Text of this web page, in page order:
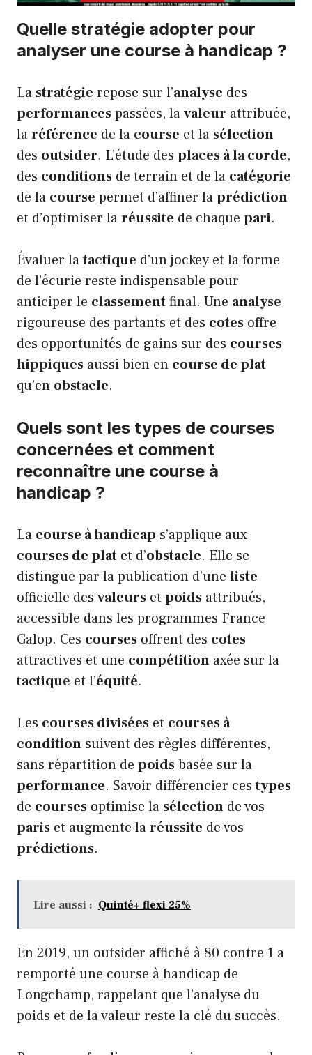
Quelle stratégie adopter pour
analyser une course à handicap ?
La stratégie repose sur l’analyse des
performancespassées, lavaleur attribuée,
laréférence de la course et la sélection
des outsider. L’étude des places à la corde,
des conditions de terrain et de la catégorie
de la course permet d’affiner laprédiction
et d’optimiser laréussite de chaque pari.
Évaluer latactique d’un jockey et la forme
de l’écurie reste indispensable pour
anticiper le classementfinal. Une analyse
rigoureuse des partants et des cotes offre
des opportunités de gains sur des courses
hippiques aussi bien en course de plat
qu’en obstacle.
Quels sont les types de courses
concernées et comment
reconnaître une course à
handicap ?
La course à handicap s’applique aux
courses de plat et d’obstacle. Elle se
distingue par la publication d’une liste
officielle des valeurs et poids attribués,
accessible dans les programmes France
Galop. Ces courses offrent des cotes
attractives et une compétition axée sur la
tactique et l’équité.
Les courses divisées et courses à
condition suivent des règles différentes,
sans répartition de poidsbasée sur la
performance. Savoir différencier cestypes
de courses optimise la sélection de vos
paris et augmente laréussite de vos
prédictions.
Lire aussi : Quinté+ flexi 25%
En 2019, un outsider affiché à 80 contre 1 a
remporté une course à handicap de
Longchamp, rappelant que l’analyse du
poids et de la valeur reste la clé du succès.